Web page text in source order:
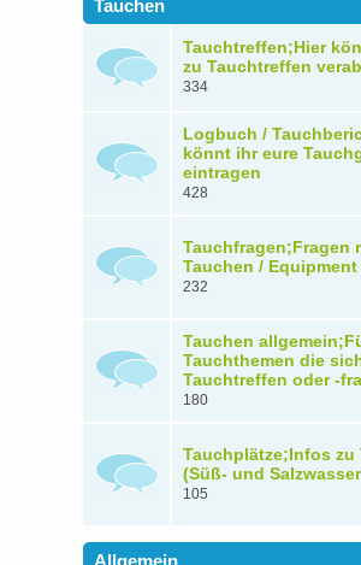
Tauchen
Tauchtreffen;Hier
zu Tauchtreffen
334
Logbuch /
könnt ihr eure
eintragen
428
Tauchfragen;Fragen
Tauchen / Equipment
232
Tauchen
Tauchthemen die
Tauchtreffen oder -
180
Tauchplätze;Infos zu
(Süß- und Salzwasser
105
Allgemein